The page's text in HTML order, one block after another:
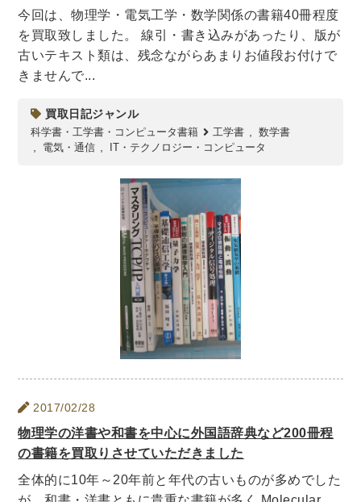
法律・ビジネス・事務資格関連
運輸・船舶・通信
食品・衛生・福祉
CD・DVD
木版画・浮世絵
今回は、物理学・電気工学・数学関係の書籍40冊程度
を買取致しました。 線引・書き込みがあったり、版が
古いテキスト類は、残念ながらあまりお値段お付けで
きませんで...
買取日記ジャンル
科学書・工学書・コンピュータ書籍 工学書
数学書
電気・通信
IT・テクノロジー・コンピュータ
2017/02/28
物理学の洋書や和書を中心に外国語辞典など200冊程
の書籍を買取りさせていただきました
全体的に10年～20年前と年代の古いものが多めでした